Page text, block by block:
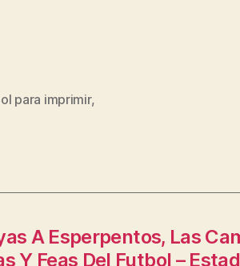
para imprimir,
A Esperpentos, Las
Y Feas Del Futbol –